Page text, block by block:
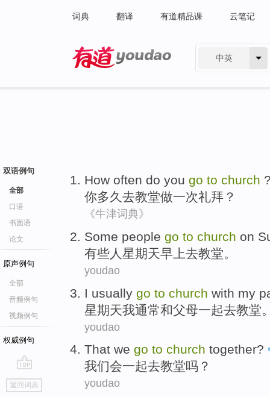
词典 翻译 有道精品课 云笔记
中英
双语例句
全部
口语
书面语
论文
原声例句
全部
音频例句
视频例句
权威例句
go
top
返回词典
How often do you go to church
你多久 去教堂做一次礼拜 ？
《牛津词典》
Some people go to church on
有些人 星期天早上去教堂。
youdao
I usually go to church with my
星期天我通常和父母一起去教堂
youdao
That we go to church together?
我们会一起去教堂吗？
youdao